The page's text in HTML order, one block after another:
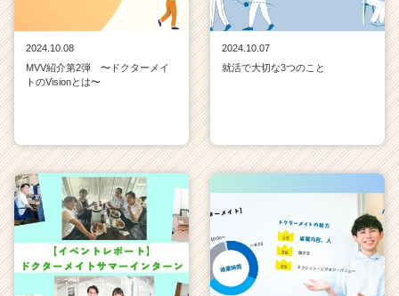
2024.10.08
MVV紹介第2弾 〜ドクターメイ
トのVisionとは〜
2024.10.07
就活で大切な3つのこと